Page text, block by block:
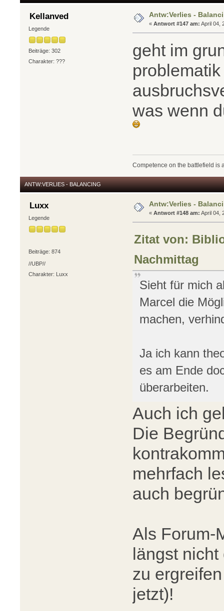
Kellanved
Legende
Beiträge: 302
Charakter: ???
Antw:Verlies -
«Antwort #147 am: April 04,
geht im
was wenn
Competence on the battlefield is
ANTW:VERLIES - BALANCING
Luxx
Legende
Beiträge: 874
//UBP//
Charakter: Luxx
Antw:Verlies -
«Antwort #148 am: April 04,
Zitat von:
Nachmittag
Sieht für mich
Marcel die
machen,
Ja ich kann
es am Ende
überarbeiten.
Auch ich
Die
mehrfach
auch
Als Forum-
längst
zu
jetzt)!